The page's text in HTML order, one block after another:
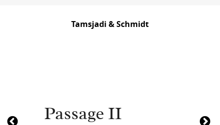
Tamsjadi & Schmidt
Passage II